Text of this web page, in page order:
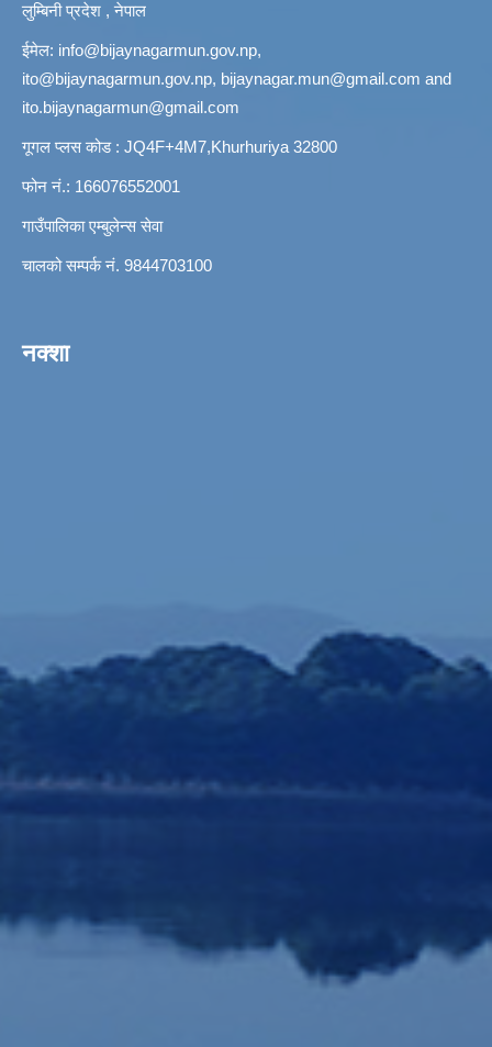
लुम्बिनी प्रदेश , नेपाल
ईमेल: info@bijaynagarmun.gov.np,
ito@bijaynagarmun.gov.np, bijaynagar.mun@gmail.com and
ito.bijaynagarmun@gmail.com
गूगल प्लस कोड : JQ4F+4M7,Khurhuriya 32800
फोन नं.: 166076552001
गाउँपालिका एम्बुलेन्स सेवा
चालको सम्पर्क नं. 9844703100
नक्शा